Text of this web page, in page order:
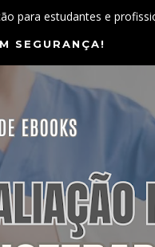
para estudantes e
SEGURANÇA!